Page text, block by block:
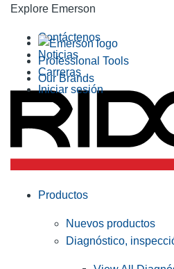
Explore Emerson
Professional Tools
Our Brands
Contáctenos
Noticias
Carreras
Iniciar sesión
Productos
Nuevos productos
Diagnóstico,